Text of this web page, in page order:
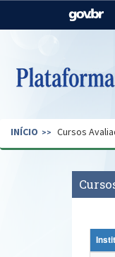
Casa Civil
Pecuária e
Secretaria
INÍCIO Cursos